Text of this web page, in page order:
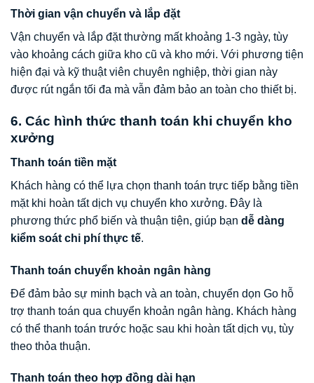
Thời gian vận chuyển và lắp đặt
Vận chuyển và lắp đặt thường mất khoảng 1-3 ngày, tùy
vào khoảng cách giữa kho cũ và kho mới. Với phương tiện
hiện đại và kỹ thuật viên chuyên nghiệp, thời gian này
được rút ngắn tối đa mà vẫn đảm bảo an toàn cho thiết bị.
6. Các hình thức thanh toán khi chuyển kho
xưởng
Thanh toán tiền mặt
Khách hàng có thể lựa chọn thanh toán trực tiếp bằng tiền
mặt khi hoàn tất dịch vụ chuyển kho xưởng. Đây là
phương thức phổ biến và thuận tiện, giúp bạn dễ dàng
kiểm soát chi phí thực tế.
Thanh toán chuyển khoản ngân hàng
Để đảm bảo sự minh bạch và an toàn, chuyển dọn Go hỗ
trợ thanh toán qua chuyển khoản ngân hàng. Khách hàng
có thể thanh toán trước hoặc sau khi hoàn tất dịch vụ, tùy
theo thỏa thuận.
Thanh toán theo hợp đồng dài hạn